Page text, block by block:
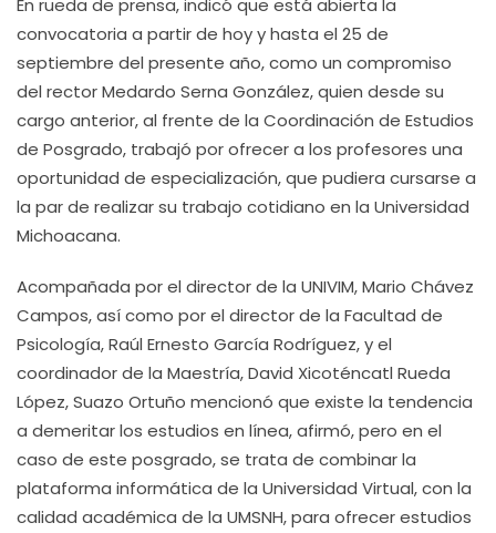
En rueda de prensa, indicó que está abierta la
convocatoria a partir de hoy y hasta el 25 de
septiembre del presente año, como un compromiso
del rector Medardo Serna González, quien desde su
cargo anterior, al frente de la Coordinación de Estudios
de Posgrado, trabajó por ofrecer a los profesores una
oportunidad de especialización, que pudiera cursarse a
la par de realizar su trabajo cotidiano en la Universidad
Michoacana.
Acompañada por el director de la UNIVIM, Mario Chávez
Campos, así como por el director de la Facultad de
Psicología, Raúl Ernesto García Rodríguez, y el
coordinador de la Maestría, David Xicoténcatl Rueda
López, Suazo Ortuño mencionó que existe la tendencia
a demeritar los estudios en línea, afirmó, pero en el
caso de este posgrado, se trata de combinar la
plataforma informática de la Universidad Virtual, con la
calidad académica de la UMSNH, para ofrecer estudios